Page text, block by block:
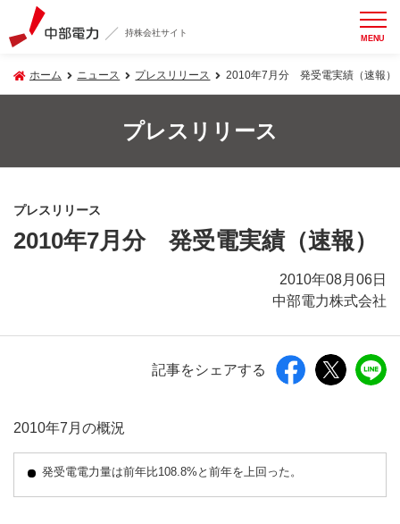
持株会社サイト MENU
ホーム ニュース プレスリリース 2010年7月分 発受電実績（速報）
プレスリリース
プレスリリース
2010年7月分 発受電実績（速報）
2010年08月06日
中部電力株式会社
記事をシェアする
2010年7月の概況
発受電電力量は前年比108.8%と前年を上回った。